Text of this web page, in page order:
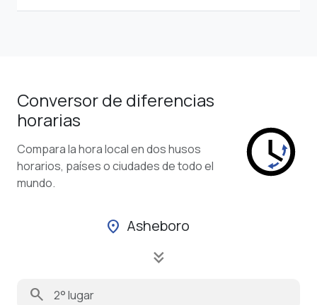
Conversor de diferencias
horarias
Compara la hora local en dos husos
horarios, países o ciudades de todo el
mundo.
location_on Asheboro
keyboard_double_arrow_down
search